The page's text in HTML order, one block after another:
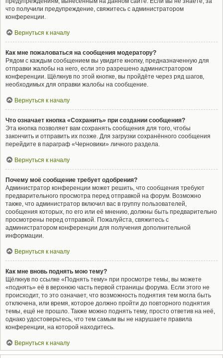
что получили предупреждение, свяжитесь с администратором
конференции.
Вернуться к началу
Как мне пожаловаться на сообщения модератору?
Рядом с каждым сообщением вы увидите кнопку, предназначенную для
отправки жалобы на него, если это разрешено администратором
конференции. Щёлкнув по этой кнопке, вы пройдёте через ряд шагов,
необходимых для оправки жалобы на сообщение.
Вернуться к началу
Что означает кнопка «Сохранить» при создании сообщения?
Эта кнопка позволяет вам сохранять сообщения для того, чтобы
закончить и отправить их позже. Для загрузки сохранённого сообщения
перейдите в параграф «Черновики» личного раздела.
Вернуться к началу
Почему моё сообщение требует одобрения?
Администратор конференции может решить, что сообщения требуют
предварительного просмотра перед отправкой на форум. Возможно
также, что администратор включил вас в группу пользователей,
сообщения которых, по его или её мнению, должны быть предварительно
просмотрены перед отправкой. Пожалуйста, свяжитесь с
администратором конференции для получения дополнительной
информации.
Вернуться к началу
Как мне вновь поднять мою тему?
Щёлкнув по ссылке «Поднять тему» при просмотре темы, вы можете
«поднять» её в верхнюю часть первой страницы форума. Если этого не
происходит, то это означает, что возможность поднятия тем могла быть
отключена, или время, которое должно пройти до повторного поднятия
темы, ещё не прошло. Также можно поднять тему, просто ответив на неё,
однако удостоверьтесь, что тем самым вы не нарушаете правила
конференции, на которой находитесь.
Вернуться к началу